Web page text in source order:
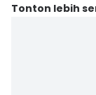
Tonton lebih